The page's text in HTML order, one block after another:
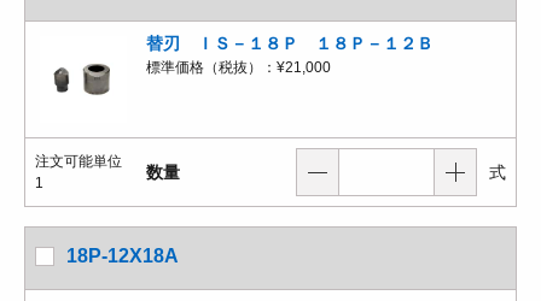
替刃 ＩＳ－１８Ｐ １８Ｐ－１２Ｂ
標準価格（税抜）： ¥21,000
注文可能単位
1
数量 式
18P-12X18A